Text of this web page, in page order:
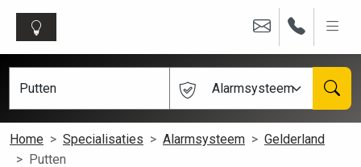
Alarmsysteem
Home Specialisaties Alarmsysteem
Gelderland
Putten